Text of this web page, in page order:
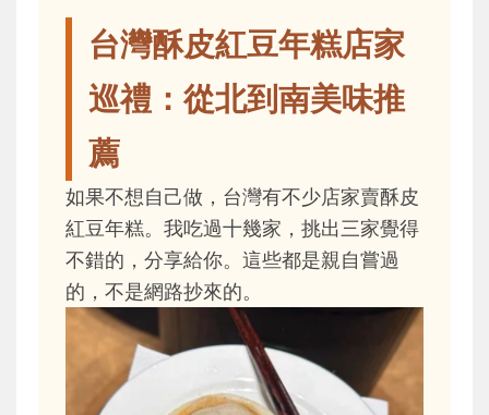
台灣酥皮紅豆年糕店家
巡禮：從北到南美味推
薦
如果不想自己做，台灣有不少店家賣酥皮
紅豆年糕。我吃過十幾家，挑出三家覺得
不錯的，分享給你。這些都是親自嘗過
的，不是網路抄來的。